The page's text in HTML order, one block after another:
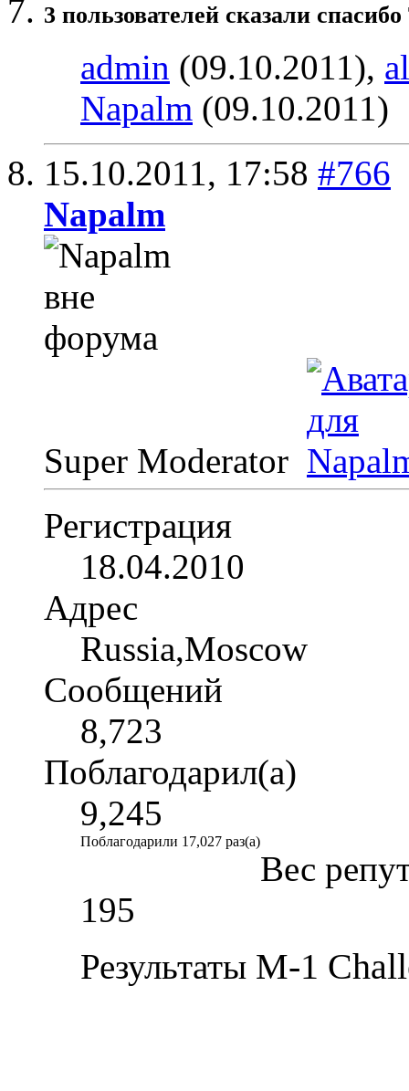
3 пользователей сказали
admin (09.10.2011),
Napalm (09.10.2011)
15.10.2011, 17:58 #766
Napalm
Super Moderator
Регистрация
18.04.2010
Адрес
Russia,Moscow
Сообщений
8,723
Поблагодарил(а)
9,245
Поблагодарили 17,027 раз(а)
Вес
195
Результаты M-1